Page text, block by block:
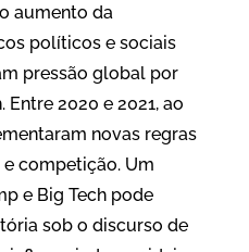
aumento da
políticos e sociais
pressão global por
Entre 2020 e 2021, ao
novas regras
competição. Um
e Big Tech pode
sob o discurso de